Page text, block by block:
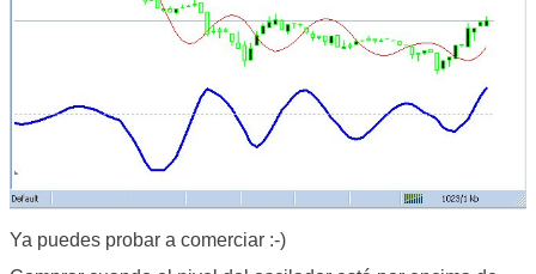
Ya puedes probar a comerciar :-)